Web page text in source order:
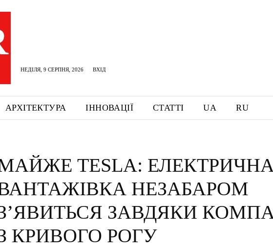
НЕДІЛЯ, 9 СЕРПНЯ, 2026 ВХІД
АРХІТЕКТУРА ІННОВАЦІЇ СТАТТІ UA RU
TESLA:
НЕЗАБАРОМ
ЗАВДЯКИ
КРИВОГО РОГУ